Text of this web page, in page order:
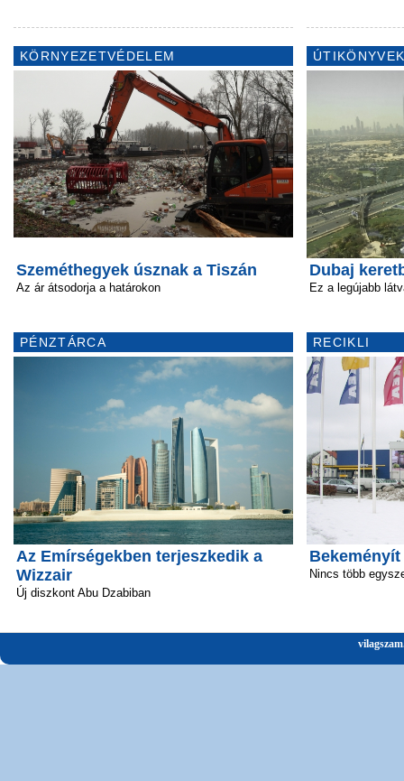
KÖRNYEZETVÉDELEM
Szeméthegyek úsznak a Tiszán
Az ár átsodorja a határokon
PÉNZTÁRCA
Az Emírségekben terjeszkedik a
Wizzair
Új diszkont Abu Dzabiban
Dubaj
Ez a legújabb
RECIKLI
Bekeményít
Nincs több